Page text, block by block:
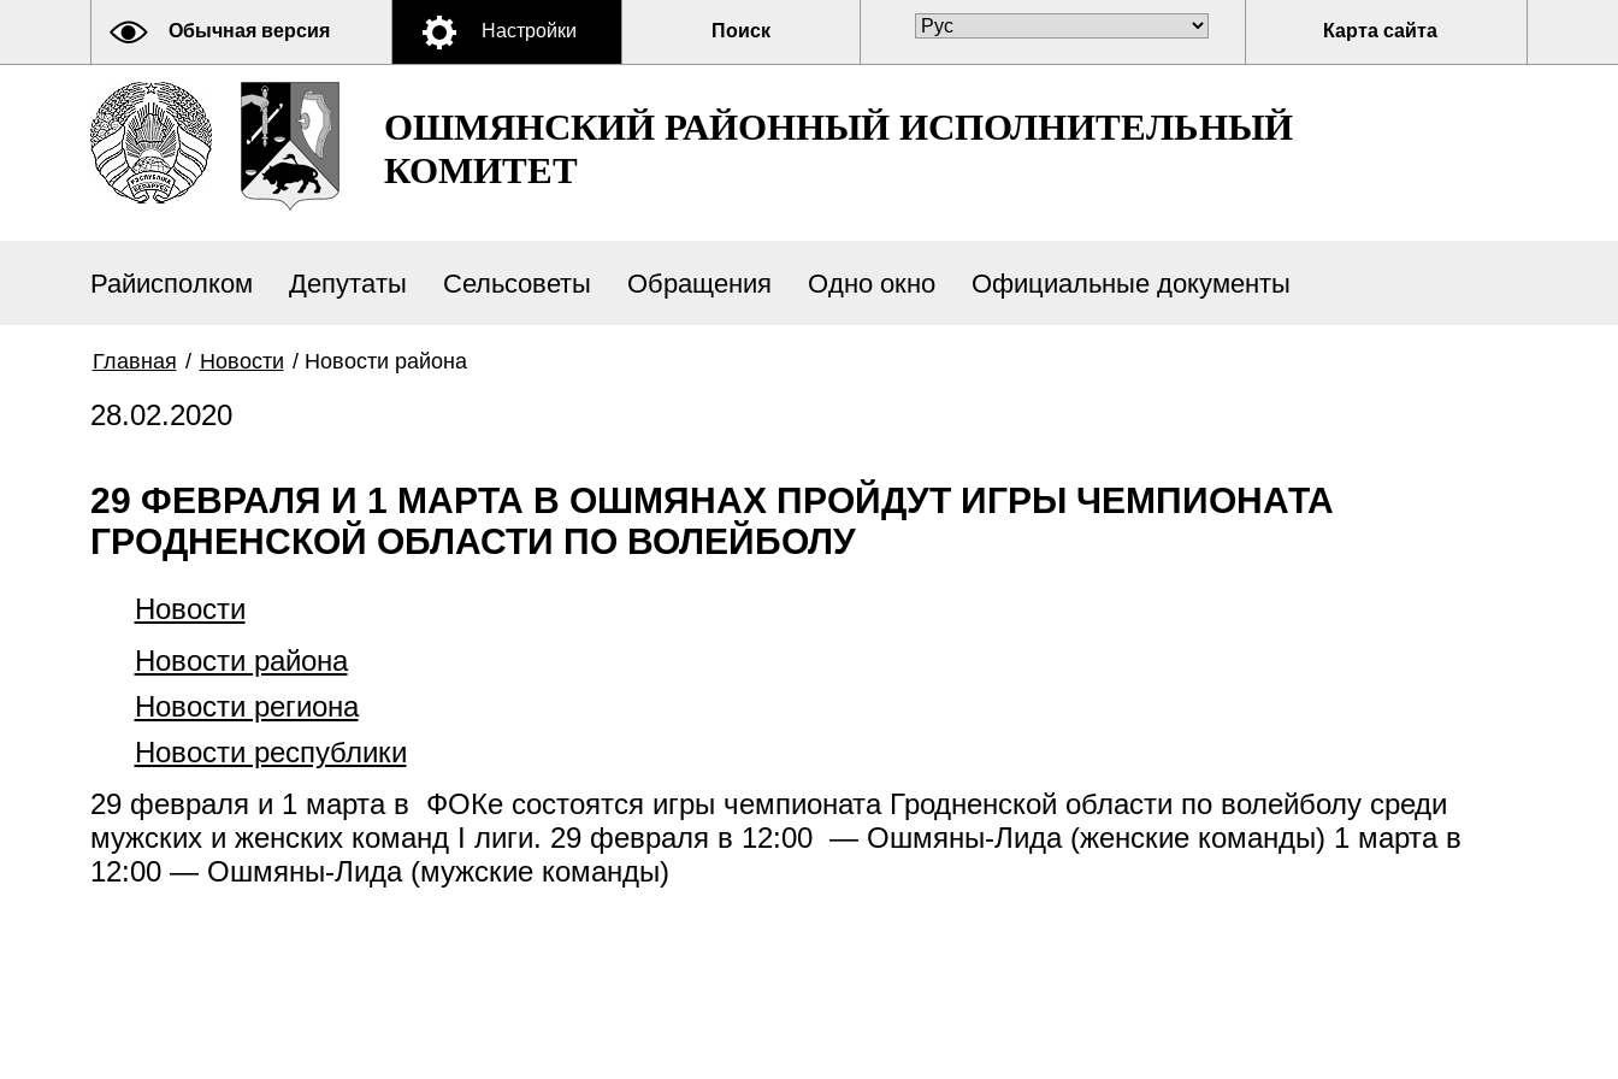
Обычная версия Настройки Поиск Карта сайта
ОШМЯНСКИЙ РАЙОННЫЙ ИСПОЛНИТЕЛЬНЫЙ
КОМИТЕТ
Райисполком Депутаты Сельсоветы Обращения Одно окно Официальные документы
Главная / Новости / Новости района
28.02.2020
29 ФЕВРАЛЯ И 1 МАРТА В ОШМЯНАХ ПРОЙДУТ ИГРЫ ЧЕМПИОНАТА
ГРОДНЕНСКОЙ ОБЛАСТИ ПО ВОЛЕЙБОЛУ
Новости
Новости района
Новости региона
Новости республики
29 февраля и 1 марта в ФОКе состоятся игры чемпионата Гродненской области по волейболу среди
мужских и женских команд I лиги. 29 февраля в 12:00 — Ошмяны-Лида (женские команды) 1 марта в
12:00 — Ошмяны-Лида (мужские команды)